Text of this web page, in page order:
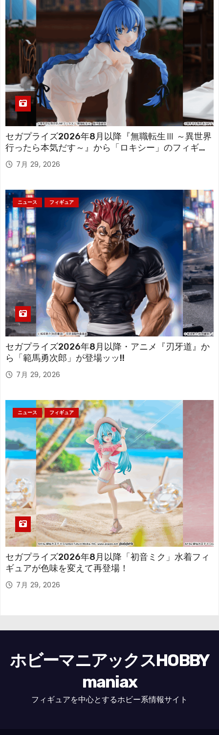
セガプライズ2026年8月以降『無職転生Ⅲ ～異世界
行ったら本気だす～』から「ロキシー」のフィギュ
アが登場！
7月 29, 2026
ニュース フィギュア
セガプライズ2026年8月以降・アニメ『刃牙道』か
ら「範馬勇次郎」が登場ッッ!!
7月 29, 2026
ニュース フィギュア
セガプライズ2026年8月以降「初音ミク」水着フィ
ギュアが色味を変えて再登場！
7月 29, 2026
ホビーマニアックスHOBBY
maniax
フィギュアを中心とするホビー系情報サイト